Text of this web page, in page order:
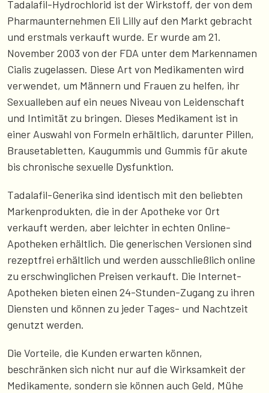
Tadalafil-Hydrochlorid ist der Wirkstoff, der von dem
Pharmaunternehmen Eli Lilly auf den Markt gebracht
und erstmals verkauft wurde. Er wurde am 21.
November 2003 von der FDA unter dem Markennamen
Cialis zugelassen. Diese Art von Medikamenten wird
verwendet, um Männern und Frauen zu helfen, ihr
Sexualleben auf ein neues Niveau von Leidenschaft
und Intimität zu bringen. Dieses Medikament ist in
einer Auswahl von Formeln erhältlich, darunter Pillen,
Brausetabletten, Kaugummis und Gummis für akute
bis chronische sexuelle Dysfunktion.
Tadalafil-Generika sind identisch mit den beliebten
Markenprodukten, die in der Apotheke vor Ort
verkauft werden, aber leichter in echten Online-
Apotheken erhältlich. Die generischen Versionen sind
rezeptfrei erhältlich und werden ausschließlich online
zu erschwinglichen Preisen verkauft. Die Internet-
Apotheken bieten einen 24-Stunden-Zugang zu ihren
Diensten und können zu jeder Tages- und Nachtzeit
genutzt werden.
Die Vorteile, die Kunden erwarten können,
beschränken sich nicht nur auf die Wirksamkeit der
Medikamente, sondern sie können auch Geld, Mühe